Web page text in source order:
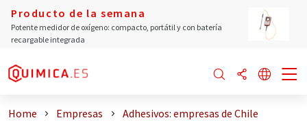
Producto de la semana
Potente medidor de oxígeno: compacto, portátil y con batería
recargable integrada
Home Empresas Adhesivos: empresas de Chile